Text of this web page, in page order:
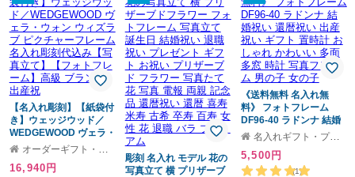
【名入れ彫刻】【紙袋付
き】ウェッジウッド／
WEDGEWOOD ヴェラ・
ウォン ウィズラブ ピク
彫刻代込み【写真立て】
オーダーギフト・名入れ専門店 H.gift Hama アッシュギフトハマ
16,940円
彫刻 名入れ モデル 花の
写真立て 横 プリザーブ
《送料無料 名入れ無
料》 フォトフレーム
DF96-40 ラドンナ 結婚
祝い 還暦祝い 出産祝い
かわいい 多面 多窓 時計
写真フレーム 男の子 女
名入れギフト・プレゼント福来館
5,500円
(1)